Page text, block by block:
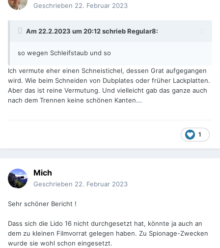
Geschrieben 22. Februar 2023
Am 22.2.2023 um 20:12 schriebRegular8:
so wegen Schleifstaub und so
Ich vermute eher einen Schneistichel, dessen Grat aufgegangen
wird. Wie beim Schneiden von Dubplates oder früher Lackplatten.
Aber das ist reine Vermutung. Und vielleicht gab das ganze auch
nach dem Trennen keine schönen Kanten...
1
Mich
Geschrieben 22. Februar 2023
Sehr schöner Bericht !
Dass sich die Lido 16 nicht durchgesetzt hat, könnte ja auch an
dem zu kleinen Filmvorrat gelegen haben. Zu Spionage-Zwecken
wurde sie wohl schon eingesetzt.